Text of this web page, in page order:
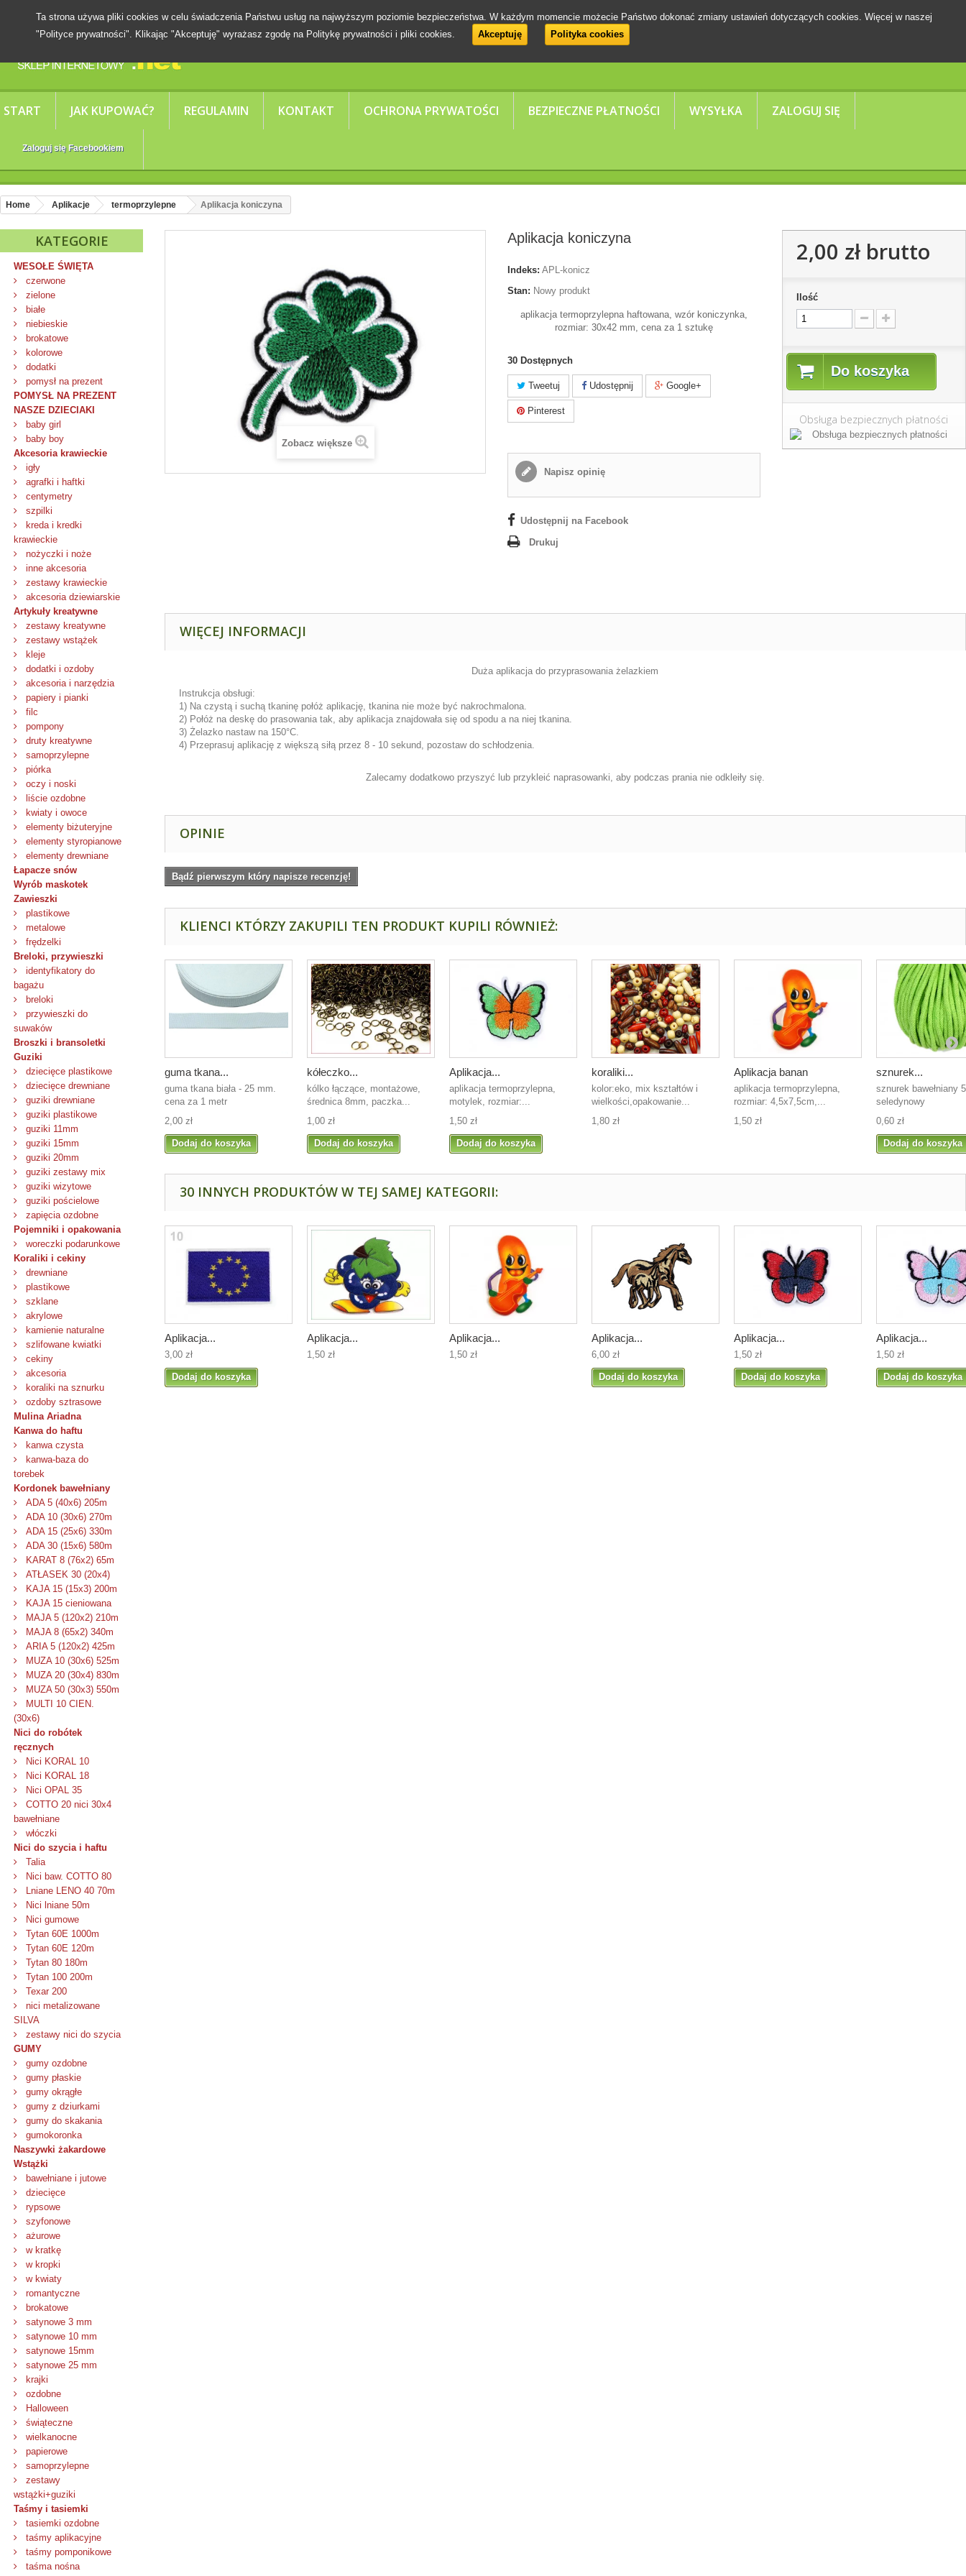
START JAK KUPOWAĆ? REGULAMIN KONTAKT OCHRONA PRYWATOŚCI BEZPIECZNE PŁATNOŚCI WYSYŁKA ZALOGUJ SIĘ
Zaloguj się Facebookiem
Ta strona używa pliki cookies w celu świadczenia Państwu usług na najwyższym poziomie bezpieczeństwa. W każdym momencie możecie Państwo dokonać zmiany ustawień dotyczących cookies. Więcej w naszej
"Polityce prywatności". Klikając "Akceptuję" wyrażasz zgodę na Politykę prywatności i pliki cookies.
Akceptuję Polityka cookies
Home Aplikacje termoprzylepne Aplikacja koniczyna
KATEGORIE
WESOŁE ŚWIĘTA
czerwone
zielone
białe
niebieskie
brokatowe
kolorowe
dodatki
pomysł na prezent
POMYSŁ NA PREZENT
NASZE DZIECIAKI
baby girl
baby boy
Akcesoria krawieckie
igły
agrafki i haftki
centymetry
szpilki
kreda i kredki
krawieckie
nożyczki i noże
inne akcesoria
zestawy krawieckie
akcesoria dziewiarskie
Artykuły kreatywne
zestawy kreatywne
zestawy wstążek
kleje
dodatki i ozdoby
akcesoria i narzędzia
papiery i pianki
filc
pompony
druty kreatywne
samoprzylepne
piórka
oczy i noski
liście ozdobne
kwiaty i owoce
elementy biżuteryjne
elementy styropianowe
elementy drewniane
Łapacze snów
Wyrób maskotek
Zawieszki
plastikowe
metalowe
frędzelki
Breloki, przywieszki
identyfikatory do
bagażu
breloki
przywieszki do
suwaków
Broszki i bransoletki
Guziki
dziecięce plastikowe
dziecięce drewniane
guziki drewniane
guziki plastikowe
guziki 11mm
guziki 15mm
guziki 20mm
guziki zestawy mix
guziki wizytowe
guziki pościelowe
zapięcia ozdobne
Pojemniki i opakowania
woreczki podarunkowe
Koraliki i cekiny
drewniane
plastikowe
szklane
akrylowe
kamienie naturalne
szlifowane kwiatki
cekiny
akcesoria
koraliki na sznurku
ozdoby sztrasowe
Mulina Ariadna
Kanwa do haftu
kanwa czysta
kanwa-baza do
torebek
Kordonek bawełniany
ADA 5 (40x6) 205m
ADA 10 (30x6) 270m
ADA 15 (25x6) 330m
ADA 30 (15x6) 580m
KARAT 8 (76x2) 65m
ATŁASEK 30 (20x4)
KAJA 15 (15x3) 200m
KAJA 15 cieniowana
MAJA 5 (120x2) 210m
MAJA 8 (65x2) 340m
ARIA 5 (120x2) 425m
MUZA 10 (30x6) 525m
MUZA 20 (30x4) 830m
MUZA 50 (30x3) 550m
MULTI 10 CIEN.
(30x6)
Nici do robótek
ręcznych
Nici KORAL 10
Nici KORAL 18
Nici OPAL 35
COTTO 20 nici 30x4
bawełniane
włóczki
Nici do szycia i haftu
Talia
Nici baw. COTTO 80
Lniane LENO 40 70m
Nici lniane 50m
Nici gumowe
Tytan 60E 1000m
Tytan 60E 120m
Tytan 80 180m
Tytan 100 200m
Texar 200
nici metalizowane
SILVA
zestawy nici do szycia
GUMY
gumy ozdobne
gumy płaskie
gumy okrągłe
gumy z dziurkami
gumy do skakania
gumokoronka
Naszywki żakardowe
Wstążki
bawełniane i jutowe
dziecięce
rypsowe
szyfonowe
ażurowe
w kratkę
w kropki
w kwiaty
romantyczne
brokatowe
satynowe 3 mm
satynowe 10 mm
satynowe 15mm
satynowe 25 mm
krajki
ozdobne
Halloween
świąteczne
wielkanocne
papierowe
samoprzylepne
zestawy
wstążki+guziki
Taśmy i tasiemki
tasiemki ozdobne
taśmy aplikacyjne
taśmy pomponikowe
taśma nośna
Zobacz większe
Aplikacja koniczyna
Indeks: APL-konicz
Stan: Nowy produkt
aplikacja termoprzylepna haftowana, wzór koniczynka,
rozmiar: 30x42 mm, cena za 1 sztukę
30 Dostępnych
Tweetuj Udostępnij Google+
Pinterest
Napisz opinię
Udostępnij na Facebook
Drukuj
2,00 złbrutto
Ilość
Do koszyka
Obsługa bezpiecznych płatności
WIĘCEJ INFORMACJI
Duża aplikacja do przyprasowania żelazkiem
Instrukcja obsługi:
1) Na czystą i suchą tkaninę połóż aplikację, tkanina nie może być nakrochmalona.
2) Połóż na deskę do prasowania tak, aby aplikacja znajdowała się od spodu a na niej tkanina.
3) Żelazko nastaw na 150°C.
4) Przeprasuj aplikację z większą siłą przez 8 - 10 sekund, pozostaw do schłodzenia.
Zalecamy dodatkowo przyszyć lub przykleić naprasowanki, aby podczas prania nie odkleiły się.
OPINIE
Bądź pierwszym który napisze recenzję!
KLIENCI KTÓRZY ZAKUPILI TEN PRODUKT KUPILI RÓWNIEŻ:
guma tkana...
guma tkana biała - 25 mm.
cena za 1 metr
2,00 zł
Dodaj do koszyka
kółeczko...
kólko łączące, montażowe,
średnica 8mm, paczka...
1,00 zł
Dodaj do koszyka
Aplikacja...
aplikacja termoprzylepna,
motylek, rozmiar:...
1,50 zł
Dodaj do koszyka
koraliki...
kolor:eko, mix kształtów i
wielkości,opakowanie...
1,80 zł
Aplikacja banan
aplikacja termoprzylepna,
rozmiar: 4,5x7,5cm,...
1,50 zł
sznurek...
sznurek bawełniany
seledynowy
0,60 zł
Dodaj do koszyka
30 INNYCH PRODUKTÓW W TEJ SAMEJ KATEGORII:
Aplikacja...
3,00 zł
Dodaj do koszyka
Aplikacja...
1,50 zł
Aplikacja...
1,50 zł
Aplikacja...
6,00 zł
Dodaj do koszyka
Aplikacja...
1,50 zł
Dodaj do koszyka
Aplikacja...
1,50 zł
Dodaj do koszyka